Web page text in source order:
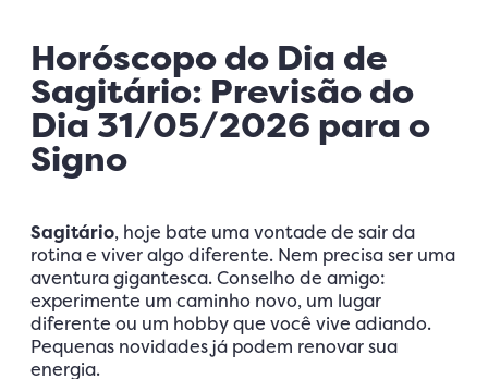
Horóscopo do Dia de
Sagitário: Previsão do
Dia 31/05/2026 para o
Signo
Sagitário, hoje bate uma vontade de sair da
rotina e viver algo diferente. Nem precisa ser uma
aventura gigantesca. Conselho de amigo:
experimente um caminho novo, um lugar
diferente ou um hobby que você vive adiando.
Pequenas novidades já podem renovar sua
energia.